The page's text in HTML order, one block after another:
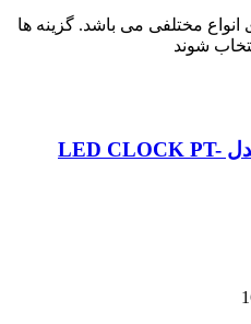
انواع مختلفی می باشد. گزینه ها
شوند
ساعت رومیزی ال ای دی مدل LED CLOCK PT-